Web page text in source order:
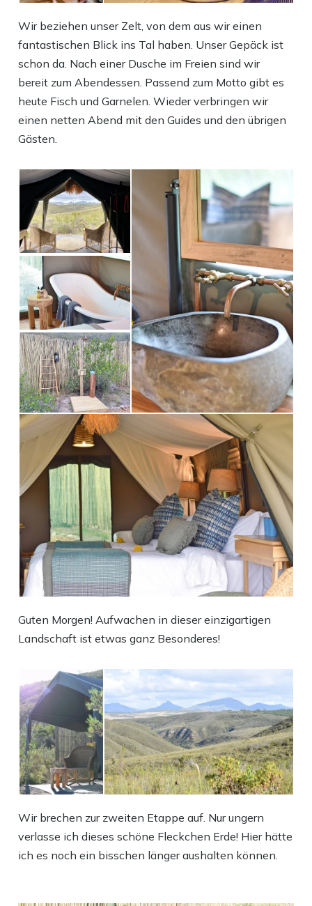
Wir beziehen unser Zelt, von dem aus wir einen
fantastischen Blick ins Tal haben. Unser Gepäck ist
schon da. Nach einer Dusche im Freien sind wir
bereit zum Abendessen. Passend zum Motto gibt es
heute Fisch und Garnelen. Wieder verbringen wir
einen netten Abend mit den Guides und den übrigen
Gästen.
Guten Morgen! Aufwachen in dieser einzigartigen
Landschaft ist etwas ganz Besonderes!
Wir brechen zur zweiten Etappe auf. Nur ungern
verlasse ich dieses schöne Fleckchen Erde! Hier hätte
ich es noch ein bisschen länger aushalten können.